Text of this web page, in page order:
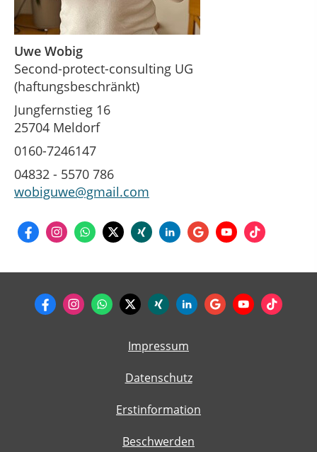
Uwe Wobig
Second-protect-consulting UG
(haftungsbeschränkt)
Jungfernstieg 16
25704 Meldorf
0160-7246147
04832 - 5570 786
wobiguwe@gmail.com
Impressum
Datenschutz
Erstinformation
Beschwerden